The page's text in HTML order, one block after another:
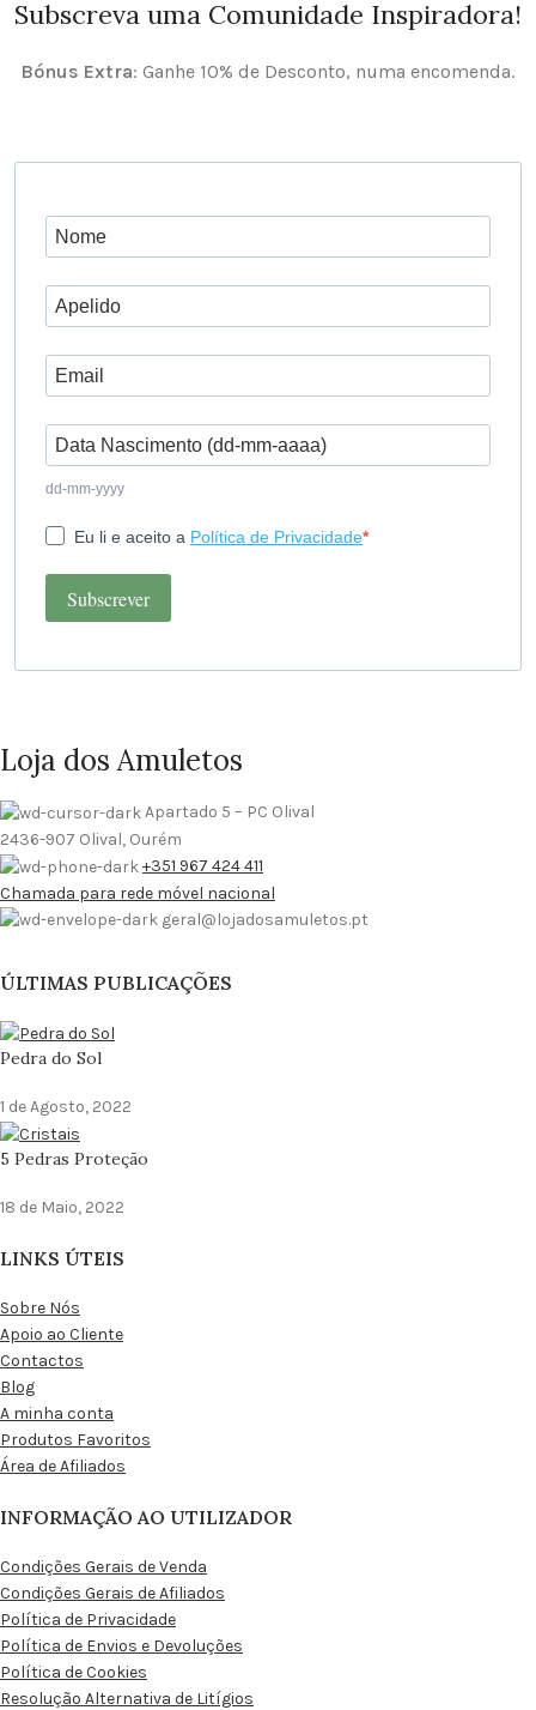
Subscreva uma Comunidade Inspiradora!
Bónus Extra: Ganhe 10% de Desconto, numa encomenda.
dd-mm-yyyy
Eu li e aceito a Política de Privacidade
Subscrever
Loja dos Amuletos
Apartado 5 – PC Olival
2436-907 Olival, Ourém
+351 967 424 411
Chamada para rede móvel nacional
geral@lojadosamuletos.pt
ÚLTIMAS PUBLICAÇÕES
Pedra do Sol
1 de Agosto, 2022
5 Pedras Proteção
18 de Maio, 2022
LINKS ÚTEIS
Sobre Nós
Apoio ao Cliente
Contactos
Blog
A minha conta
Produtos Favoritos
Área de Afiliados
INFORMAÇÃO AO UTILIZADOR
Condições Gerais de Venda
Condições Gerais de Afiliados
Política de Privacidade
Política de Envios e Devoluções
Política de Cookies
Resolução Alternativa de Litígios